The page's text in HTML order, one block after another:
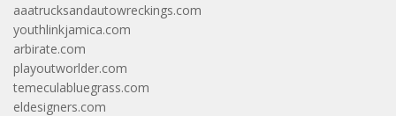
aaatrucksandautowreckings.com
youthlinkjamica.com
arbirate.com
playoutworlder.com
temeculabluegrass.com
eldesigners.com